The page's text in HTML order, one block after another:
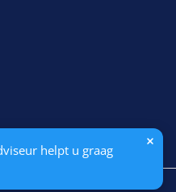
helpt u graag